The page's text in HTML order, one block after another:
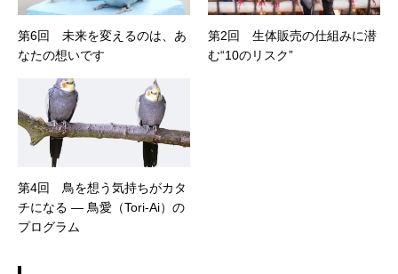
第6回 未来を変えるのは、あ
なたの想いです
第2回 生体販売の仕組みに潜
む“10のリスク”
第4回 鳥を想う気持ちがカタ
チになる ― 鳥愛（Tori-Ai）の
プログラム